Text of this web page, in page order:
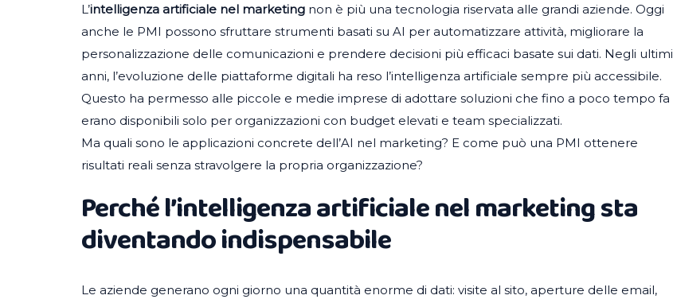
L’intelligenza artificiale nel marketing non è più una tecnologia riservata alle grandi aziende. Oggi
anche le PMI possono sfruttare strumenti basati su AI per automatizzare attività, migliorare la
personalizzazione delle comunicazioni e prendere decisioni più efficaci basate sui dati. Negli ultimi
anni, l’evoluzione delle piattaforme digitali ha reso l’intelligenza artificiale sempre più accessibile.
Questo ha permesso alle piccole e medie imprese di adottare soluzioni che fino a poco tempo fa
erano disponibili solo per organizzazioni con budget elevati e team specializzati.
Ma quali sono le applicazioni concrete dell’AI nel marketing? E come può una PMI ottenere
risultati reali senza stravolgere la propria organizzazione?
Perché l’intelligenza artificiale nel marketing sta
diventando indispensabile
Le aziende generano ogni giorno una quantità enorme di dati: visite al sito, aperture delle email,